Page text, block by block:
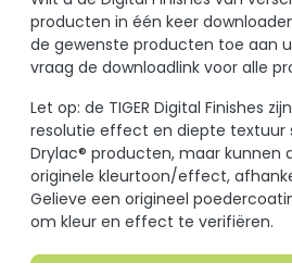
producten in één keer
de gewenste producten toe aan
vraag de downloadlink voor alle
Let op: de TIGER Digital Finishes
resolutie effect en diepte textuur
Drylac® producten, maar kunnen
originele kleurtoon/effect,
Gelieve een origineel
om kleur en effect te verifiëren.